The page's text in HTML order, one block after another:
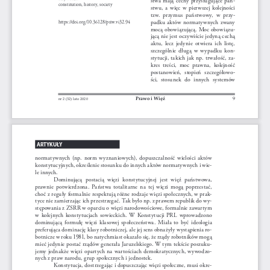
nr 2 (32) lato 2020 Prawo i Więź 9
constitution, history, society
https://doi.org/10.36128/priw.vi32.94
stwu,  a  więc  w  pierwszej  kolejności
tzw.  przymus  państwowy,  w  przy-
padku  aktów  normatywnych  zwany
mocą obowiązującą. Moc obowiązu-
jącą nie jest oczywiście jedyną cechą
aktu,  lecz  jedynie  otwiera  ich  listę,
szczególnie  długą  w  wypadku  kon-
stytucji, takich jak np. trwałość, za-
kres  treści,  moc  prawna,  kolejność
postanowień,  stopień  szczegółowo-
ści,  stosunek  do  innych  systemów
ARTYKUŁY
normatywnych  (np.  norm  wyznaniowych),  dopuszczalność  wielości  aktów
konstytucyjnych, określenie stosunku do innych aktów normatywnych i wie-
le innych.
Dominującą  postacią  więzi  konstytucyjnej  jest  więź  państwowa,
prawnie  potwierdzona.  Państwa  totalitarne  na  tej  więzi  mogą  poprzestać,
choć z reguły formalnie respektują różne rodzaje więzi społecznych, w prak-
tyce nie zamierzając ich przestrzegać. Tak było np. z prawem republik do wy-
stępowania z ZSRR w oparciu o więzi narodowościowe, formalnie zawartym
w  kolejnych  konstytucjach  sowieckich.  W  Konstytucji  PRL  wprowadzono
dominującą  formułę  więzi  klasowej  społeczeństwa.  Miała  to  być  ideologia
preferująca dominację klasy robotniczej, ale jej sens obnażyły wystąpienia ro-
botnicze w roku 1981, bo natychmiast okazało się, że rządy robotników mogą
mieć jedynie postać rządów generała Jaruzelskiego. W tym tekście poszuku-
jemy jednakże więzi opartych na wartościach demokratycznych, wywodzo-
nych z praw narodu, grup społecznych i jednostek.
Konstytucja, dostrzegając i dopuszczając więzi społeczne, musi okre-